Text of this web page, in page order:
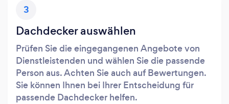
3
Dachdecker auswählen
Prüfen Sie die eingegangenen Angebote von
Dienstleistenden und wählen Sie die passende
Person aus. Achten Sie auch auf Bewertungen.
Sie können Ihnen bei Ihrer Entscheidung für
passende Dachdecker helfen.